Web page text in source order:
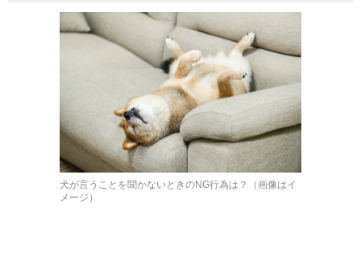
犬が言うことを聞かないときのNG行為は？（画像はイ
メージ）